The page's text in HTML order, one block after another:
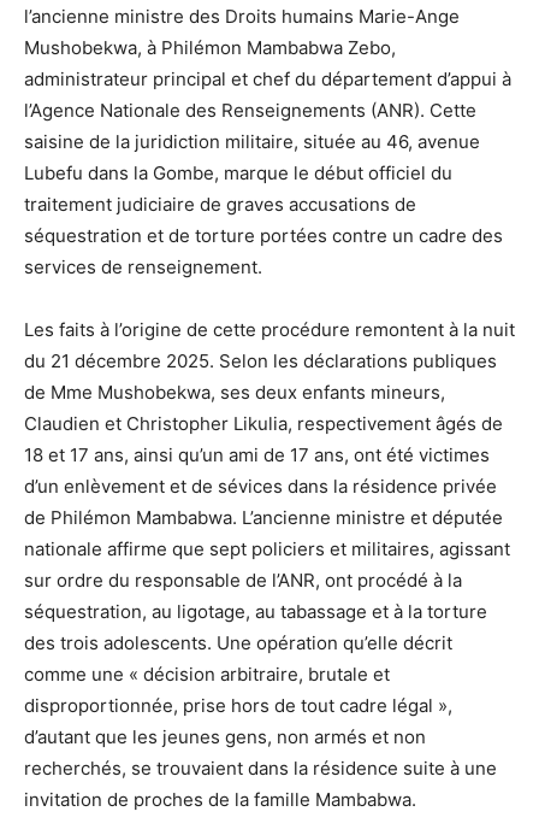
l’ancienne ministre des Droits humains Marie-Ange
Mushobekwa, à Philémon Mambabwa Zebo,
administrateur principal et chef du département d’appui à
l’Agence Nationale des Renseignements (ANR). Cette
saisine de la juridiction militaire, située au 46, avenue
Lubefu dans la Gombe, marque le début officiel du
traitement judiciaire de graves accusations de
séquestration et de torture portées contre un cadre des
services de renseignement.
Les faits à l’origine de cette procédure remontent à la nuit
du 21 décembre 2025. Selon les déclarations publiques
de Mme Mushobekwa, ses deux enfants mineurs,
Claudien et Christopher Likulia, respectivement âgés de
18 et 17 ans, ainsi qu’un ami de 17 ans, ont été victimes
d’un enlèvement et de sévices dans la résidence privée
de Philémon Mambabwa. L’ancienne ministre et députée
nationale affirme que sept policiers et militaires, agissant
sur ordre du responsable de l’ANR, ont procédé à la
séquestration, au ligotage, au tabassage et à la torture
des trois adolescents. Une opération qu’elle décrit
comme une « décision arbitraire, brutale et
disproportionnée, prise hors de tout cadre légal »,
d’autant que les jeunes gens, non armés et non
recherchés, se trouvaient dans la résidence suite à une
invitation de proches de la famille Mambabwa.